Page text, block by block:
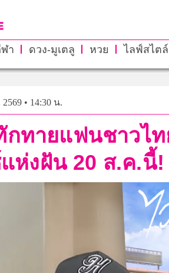
า ดวง-มูเตลู หวย ไลฟ์สไตล์
• 14:30 น.
กทายแฟนชาวไ
ห่งฝัน 20 ส.ค.นี้!